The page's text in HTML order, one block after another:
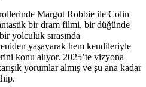
Margot Robbie ile Colin
bir dram filmi, bir düğünde
yolculuk sırasında
yaşayarak hem kendileriyle
konu alıyor. 2025’te vizyona
yorumlar almış ve şu ana kadar